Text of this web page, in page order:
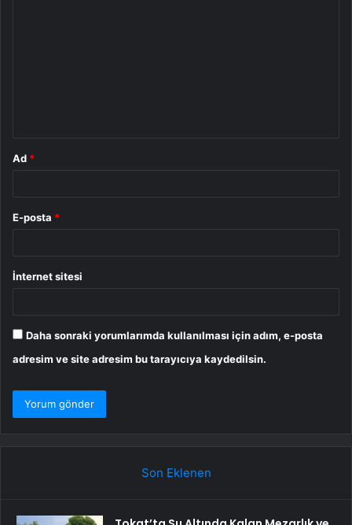
Ad *
E-posta *
İnternet sitesi
Daha sonraki yorumlarımda kullanılması için adım, e-posta
adresim ve site adresim bu tarayıcıya kaydedilsin.
Son Eklenen